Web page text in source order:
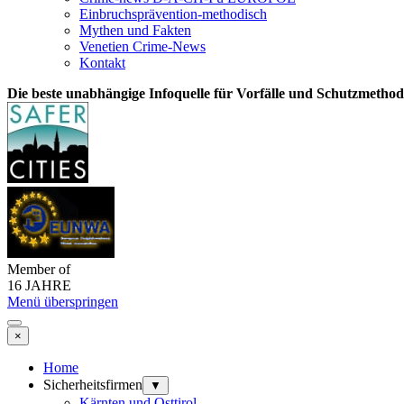
Einbruchsprävention-methodisch
Mythen und Fakten
Venetien Crime-News
Kontakt
Die beste unabhängige Infoquelle für Vorfälle und
Member of
16 JAHRE
Menü überspringen
×
Home
Sicherheitsfirmen
▼